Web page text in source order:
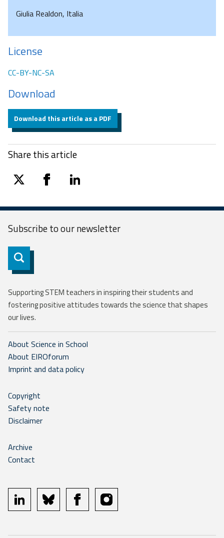
Giulia Realdon, Italia
License
CC-BY-NC-SA
Download
Download this article as a PDF
Share this article
twitter facebooklinkedin
Subscribe to ournewsletter
Subscribe
Supporting STEM teachers in inspiring their students and
fostering positive attitudes towards the science that shapes
our lives.
About Science in School
About EIROforum
Imprint and data policy
Copyright
Safety note
Disclaimer
Archive
Contact
linkedin bluesky facebookinstagram